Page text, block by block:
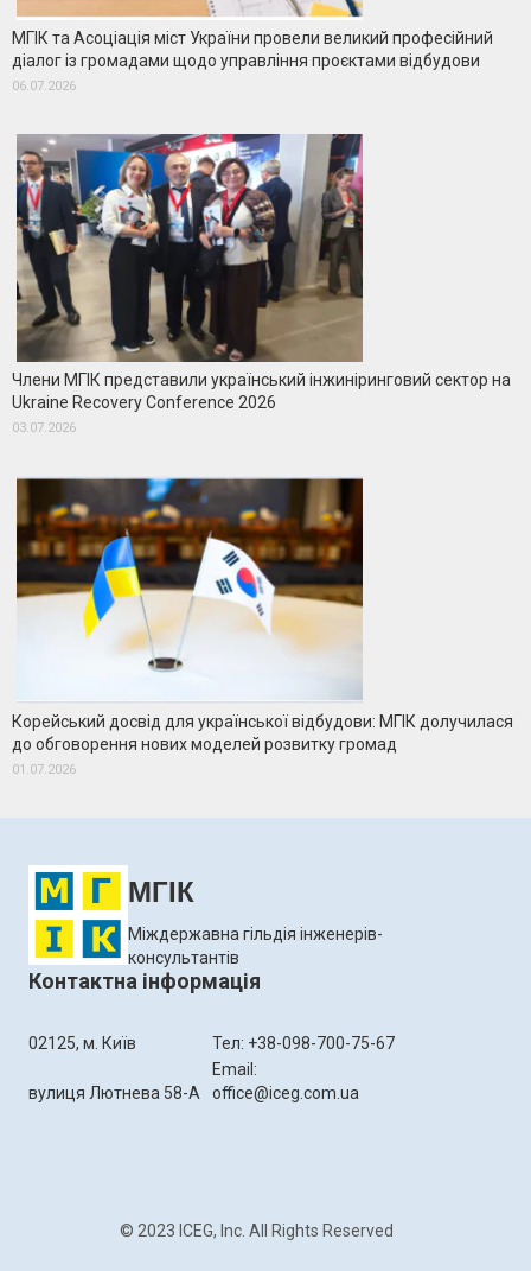
МГІК та Асоціація міст України провели великий професійний
діалог із громадами щодо управління проєктами відбудови
06.07.2026
Члени МГІК представили український інжиніринговий сектор на
Ukraine Recovery Conference 2026
03.07.2026
Корейський досвід для української відбудови: МГІК долучилася
до обговорення нових моделей розвитку громад
01.07.2026
МГІК
Міждержавна гільдія інженерів-
консультантів
Контактна інформація
02125, м. Київ
вулиця Лютнева 58-А
Тел: +38-098-700-75-67
Email:
office@iceg.com.ua
© 2023 ICEG, Inc. All Rights Reserved